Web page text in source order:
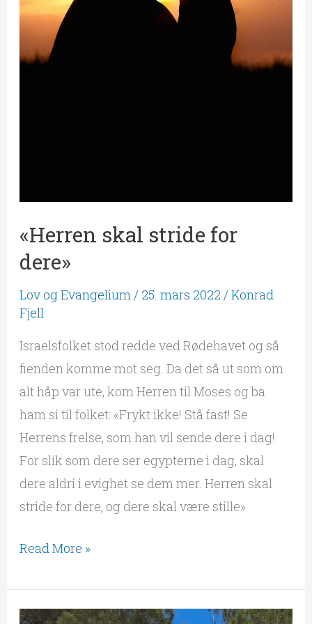
«Herren skal stride for
dere»
Lov og Evangelium/ 25. mars 2022 /Konrad
Fjell
Israelsfolket stod redde ved Rødehavet og så
fienden komme mot seg. Da det så ut som om
alt håp var ute, kom Herren til Moses og ba
ham si til folket: «Frykt ikke! Stå fast! Se
Herrens frelse, som han vil sende dere i dag!
For slik som dere ser egypterne i dag, skal
dere aldri i evighet se dem mer. Herren skal
stride for dere, og dere skal være stille».
Read More »
Guds